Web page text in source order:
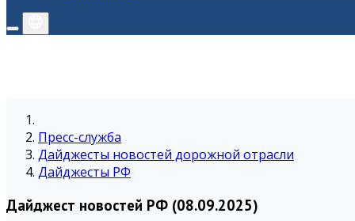
Пресс-служба
Дайджесты новостей дорожной отрасли
Дайджесты РФ
Дайджест новостей РФ (08.09.2025)